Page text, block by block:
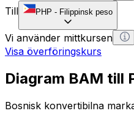
Till
PHP - Filippinsk peso
Vi använder mittkursen
Visa överföringskurs
Diagram BAM till
Bosnisk konvertibilna